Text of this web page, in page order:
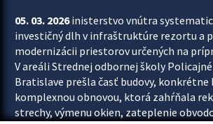
05. 03. 2026inisterstvo vnútra
investičný dlh v infraštruktúre rezortu a
modernizácii priestorov určených na
V areáli Strednej odbornej školy
Bratislave prešla časť budovy, konkrétne
komplexnou obnovou, ktorá zahŕňala
strechy, výmenu okien, zateplenie